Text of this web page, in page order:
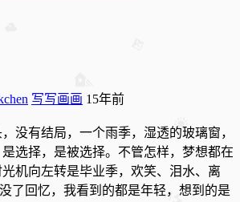
写写画画 15年前
没有结局，一个雨季，湿透的玻璃窗，
选择，是被选择。不管怎样，梦想都在
机向左转是毕业季，欢笑、泪水、离
了回忆，我看到的都是年轻，想到的是